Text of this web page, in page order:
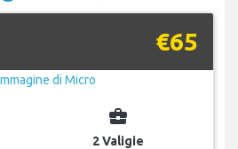
€65
business_center
2 Valigie